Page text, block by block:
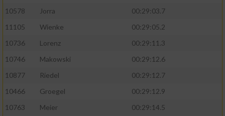
10578 Jorra
00:29:03.7
11105
Wienke
00:29:05.2
10736
Lorenz
00:29:11.3
10746
Makowski
00:29:12.6
10877
Riedel
00:29:12.7
10466
Groegel
00:29:12.9
10763
Meier
00:29:14.5